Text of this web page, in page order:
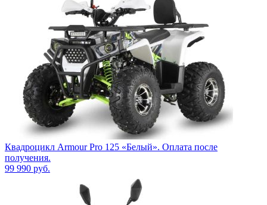
Квадроцикл Armour Pro 125 «Белый». Оплата после
получения.
99 990 руб.